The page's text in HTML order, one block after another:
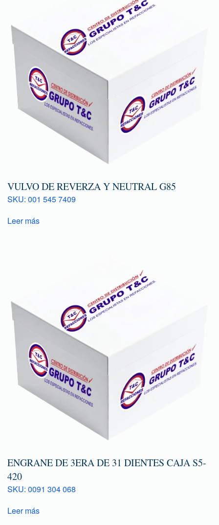
VULVO DE REVERZA Y NEUTRAL G85
SKU: 001 545 7409
Leer más
ENGRANE DE 3ERA DE 31 DIENTES CAJA S5-
420
SKU: 0091 304 068
Leer más